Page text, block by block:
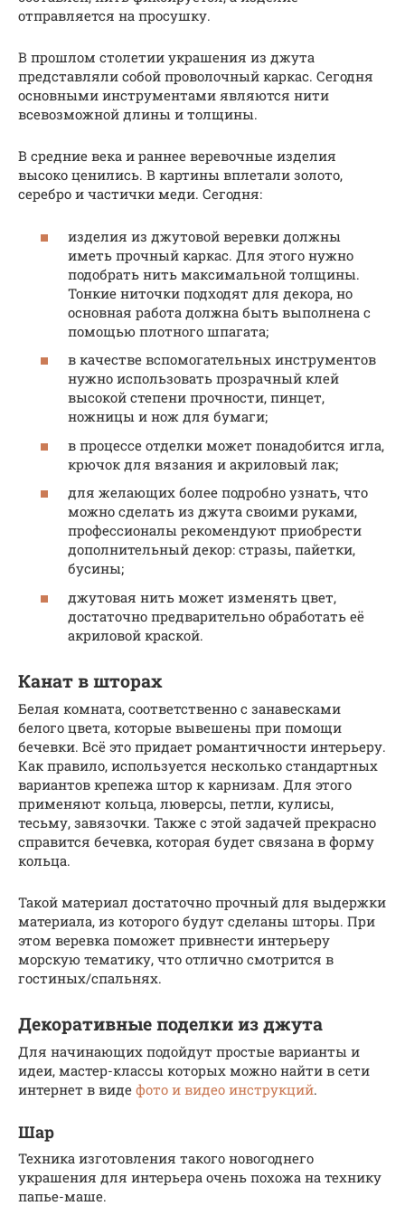
отправляется на просушку.
В прошлом столетии украшения из джута
представляли собой проволочный каркас. Сегодня
основными инструментами являются нити
всевозможной длины и толщины.
В средние века и раннее веревочные изделия
высоко ценились. В картины вплетали золото,
серебро и частички меди. Сегодня:
изделия из джутовой веревки должны
иметь прочный каркас. Для этого нужно
подобрать нить максимальной толщины.
Тонкие ниточки подходят для декора, но
основная работа должна быть выполнена с
помощью плотного шпагата;
в качестве вспомогательных инструментов
нужно использовать прозрачный клей
высокой степени прочности, пинцет,
ножницы и нож для бумаги;
в процессе отделки может понадобится игла,
крючок для вязания и акриловый лак;
для желающих более подробно узнать, что
можно сделать из джута своими руками,
профессионалы рекомендуют приобрести
дополнительный декор: стразы, пайетки,
бусины;
джутовая нить может изменять цвет,
достаточно предварительно обработать её
акриловой краской.
Канат в шторах
Белая комната, соответственно с занавесками
белого цвета, которые вывешены при помощи
бечевки. Всё это придает романтичности интерьеру.
Как правило, используется несколько стандартных
вариантов крепежа штор к карнизам. Для этого
применяют кольца, люверсы, петли, кулисы,
тесьму, завязочки. Также с этой задачей прекрасно
справится бечевка, которая будет связана в форму
кольца.
Такой материал достаточно прочный для выдержки
материала, из которого будут сделаны шторы. При
этом веревка поможет привнести интерьеру
морскую тематику, что отлично смотрится в
гостиных/спальнях.
Декоративные поделки из джута
Для начинающих подойдут простые варианты и
идеи, мастер-классы которых можно найти в сети
интернет в виде фото и видео инструкций.
Шар
Техника изготовления такого новогоднего
украшения для интерьера очень похожа на технику
папье-маше.